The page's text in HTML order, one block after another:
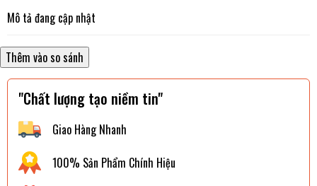
Mô tả đang cập nhật
"Chất lượng tạo niềm tin"
Giao Hàng Nhanh
100% Sản Phẩm Chính Hiệu